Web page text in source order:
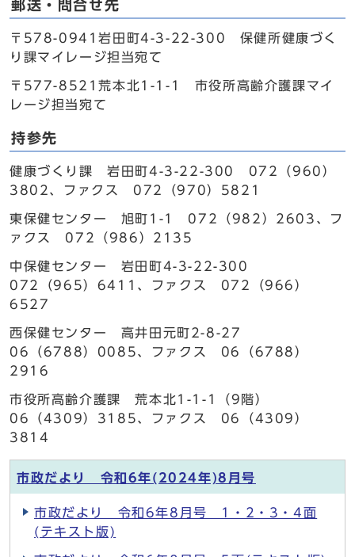
郵送・問合せ先
〒578-0941岩田町4-3-22-300 保健所健康づく
り課マイレージ担当宛て
〒577-8521荒本北1-1-1 市役所高齢介護課マイ
レージ担当宛て
持参先
健康づくり課 岩田町4-3-22-300 072（960）
3802、ファクス 072（970）5821
東保健センター 旭町1-1 072（982）2603、フ
ァクス 072（986）2135
中保健センター 岩田町4-3-22-300
072（965）6411、ファクス 072（966）
6527
西保健センター 高井田元町2-8-27
06（6788）0085、ファクス 06（6788）
2916
市役所高齢介護課 荒本北1-1-1（9階）
06（4309）3185、ファクス 06（4309）
3814
市政だより 令和6年(2024年)8月号
市政だより 令和6年8月号 1・2・3・4面
(テキスト版)